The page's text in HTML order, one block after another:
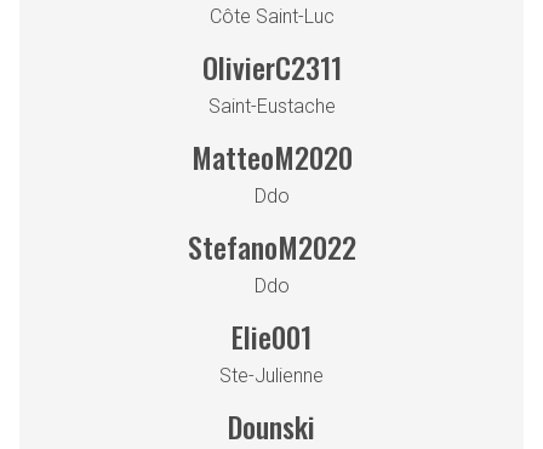
Côte Saint-Luc
OlivierC2311
Saint-Eustache
MatteoM2020
Ddo
StefanoM2022
Ddo
Elie001
Ste-Julienne
Dounski